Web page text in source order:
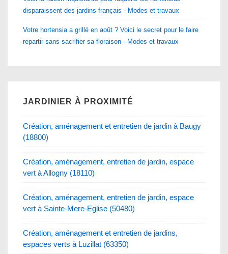
disparaissent des jardins français - Modes et travaux
Votre hortensia a grillé en août ? Voici le secret pour le faire
repartir sans sacrifier sa floraison - Modes et travaux
JARDINIER À PROXIMITÉ
Création, aménagement et entretien de jardin à Baugy
(18800)
Création, aménagement, entretien de jardin, espace
vert à Allogny (18110)
Création, aménagement, entretien de jardin, espace
vert à Sainte-Mere-Eglise (50480)
Création, aménagement et entretien de jardins,
espaces verts à Luzillat (63350)